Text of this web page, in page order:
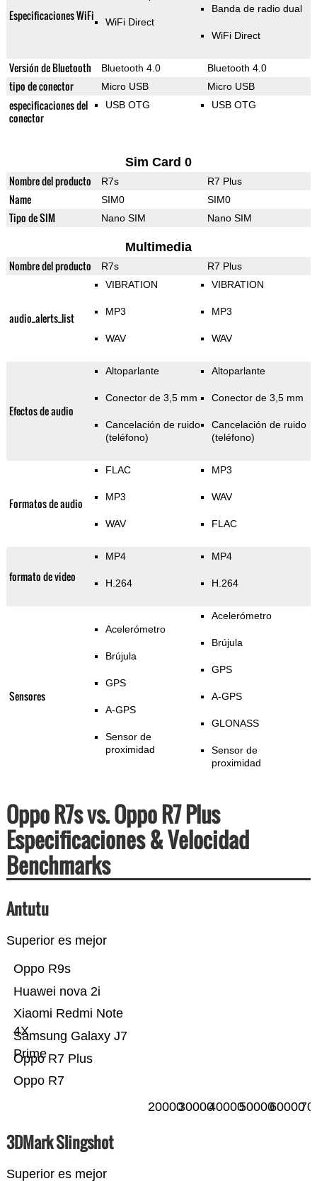
Especificaciones WiFi WiFi Direct
Banda de radio dual
WiFi Direct
Versión de Bluetooth Bluetooth 4.0 Bluetooth 4.0
tipo de conector Micro USB Micro USB
especificaciones del
conector
USB OTG USB OTG
Sim Card 0
Nombre del producto R7s R7 Plus
Name SIM0 SIM0
Tipo de SIM Nano SIM Nano SIM
Multimedia
Nombre del producto R7s R7 Plus
audio_alerts_list
VIBRATION
MP3
WAV
VIBRATION
MP3
WAV
Efectos de audio
Altoparlante
Conector de 3,5 mm
Cancelación de ruido
(teléfono)
Altoparlante
Conector de 3,5 mm
Cancelación de ruido
(teléfono)
Formatos de audio
FLAC
MP3
WAV
MP3
WAV
FLAC
formato de video
MP4
H.264
MP4
H.264
Sensores
Acelerómetro
Brújula
GPS
A-GPS
Sensor de
proximidad
Acelerómetro
Brújula
GPS
A-GPS
GLONASS
Sensor de
proximidad
Oppo R7s vs. Oppo R7 Plus
Especificaciones & Velocidad
Benchmarks
Antutu
Superior es mejor
Oppo R7
Oppo R7 Plus
Samsung Galaxy J7
Prime
Xiaomi Redmi Note
4X
Huawei nova 2i
Oppo R9s
2000030000400005000060000
3DMark Slingshot
Superior es mejor